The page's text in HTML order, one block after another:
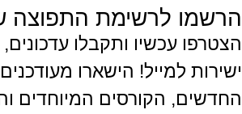
הרשמו לרשימת התפוצה
הצטרפו עכשיו ותקבלו עדכונים,
ישירות למייל! הישארו
החדשים, הקורסים המיוחדים